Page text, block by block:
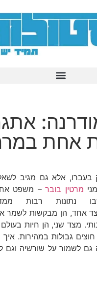
אלא גם מגיב לשאלות
בובר – משפט אחד
רבות ממדינות
הן מבקשות לשמר את
שני, הן חיות בעולם
גבולות במהירות. איך
על שורשיה וגם לנשום